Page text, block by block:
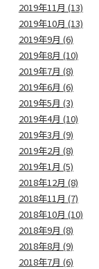
2019年11月 (13)
2019年10月 (13)
2019年9月 (6)
2019年8月 (10)
2019年7月 (8)
2019年6月 (6)
2019年5月 (3)
2019年4月 (10)
2019年3月 (9)
2019年2月 (8)
2019年1月 (5)
2018年12月 (8)
2018年11月 (7)
2018年10月 (10)
2018年9月 (8)
2018年8月 (9)
2018年7月 (6)